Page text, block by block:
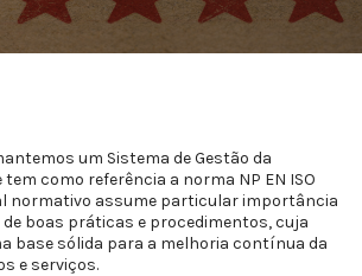
um Sistema de Gestão da
tem como referência a norma NP EN ISO
normativo assume particular importância
boas práticas e procedimentos, cuja
base sólida para a melhoria contínua da
e serviços.